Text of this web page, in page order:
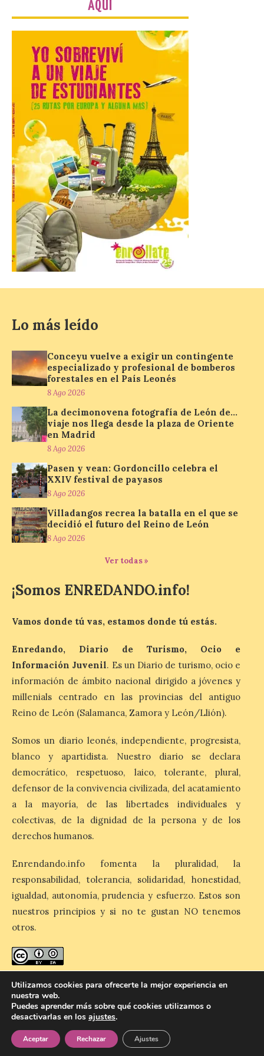
Gijon prohíbe el baño en
San Lorenzo, Poniente y
Arbeyal el día del eclipse a
partir de las 19.00 horas.
8 Ago 2026
Incide en que el eclipse se
verá desde múltiples
puntos de la ciudad, por lo
que no será necesario
desplazarse y se
recomienda no acudir a Gijón/Xixón en
coche ni usarlo ese día. Los accesos a
la Campa Torres y La […]
La decimonovena
fotografía de León de…
plaza de Oriente en
8 Ago 2026
Nueva edición de León
de…viaje. Una iniciativa
organizado por la sección
juvenil de la Asociación
Conceyu País Llionés y el Diario de
Turismo, Ocio e Información para
jóvenes “Enredando.info”. Pilar Aller Aller
nos envía la décimo […]
Los minerales y sus usos
más comunes centran la
nueva exposición del
Museo de la Siderurgia y
la Minería de Sabero
La exposición que se
media de la mañana,
León’, podrá visitarse hasta finales del
mes de noviembre, con […]
La Bañeza inicia sus
fiestas con el pregón a
Matilla
8 Ago 2026
El Ayuntamiento de La
Bañeza designa a Arturo
Martínez Matilla como
2026. Tendrá lugar este
teatro municipal de La Bañeza. El
comunicador astorgano Arturo Martínez
Matilla, […]
La I Feria de la Cerveza
arranca con una gran
acogida del público
8 Ago 2026
La inauguración contó
con la presencia del
alcalde de Astorga, José
Luis Nieto, que se acercó
AQUÍ
Lo más leído
Conceyu vuelve a exigir un contingente
especializado y profesional de bomberos
forestales en el País Leonés
8 Ago 2026
La decimonovena fotografía de León de…
viaje nos llega desde la plaza de Oriente
en Madrid
8 Ago 2026
Pasen y vean: Gordoncillo celebra el
XXIV festival de payasos
8 Ago 2026
Villadangos recrea la batalla en el que se
decidió el futuro del Reino de León
8 Ago 2026
Ver todas »
¡Somos ENREDANDO.info!
Vamos donde tú vas, estamos donde tú estás.
Enredando, Diario de Turismo, Ocio e
Información Juvenil. Es un Diario de turismo, ocio e
información de ámbito nacional dirigido a jóvenes y
millenials centrado en las provincias del antiguo
Reino de León (Salamanca, Zamora y León/Llión).
Somos un diario leonés, independiente, progresista,
blanco y apartidista. Nuestro diario se declara
democrático, respetuoso, laico, tolerante, plural,
defensor de la convivencia civilizada, del acatamiento
a la mayoría, de las libertades individuales y
colectivas, de la dignidad de la persona y de los
derechos humanos.
Enrendando.info fomenta la pluralidad, la
responsabilidad, tolerancia, solidaridad, honestidad,
igualdad, autonomía, prudencia y esfuerzo. Estos son
nuestros principios y si no te gustan NO tenemos
otros.
Reconocimiento-CompartirIgual 4.0 Internacional
© 2026 Enredando Política de privacidad Política de cookies
Utilizamos cookies para ofrecerte la mejor experiencia en
nuestra web.
Puedes aprender más sobre qué cookies utilizamos o
desactivarlas en los ajustes.
Aceptar Rechazar Ajustes